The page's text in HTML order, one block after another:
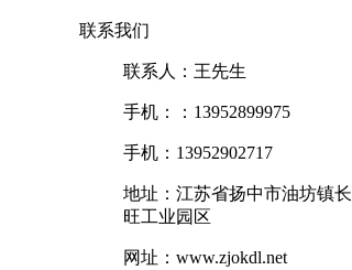
联系我们
联系人：王先生
手机：：13952899975
手机：13952902717
地址：江苏省扬中市油坊镇长
旺工业园区
网址：www.zjokdl.net